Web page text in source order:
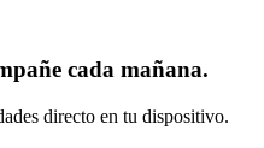
cada mañana.
directo en tu dispositivo.